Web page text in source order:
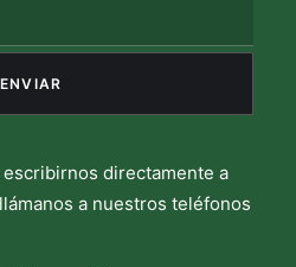
directamente a
a nuestros teléfonos